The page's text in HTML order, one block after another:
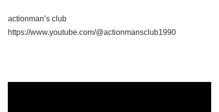
actionman’s club
https://www.youtube.com/@actionmansclub1990